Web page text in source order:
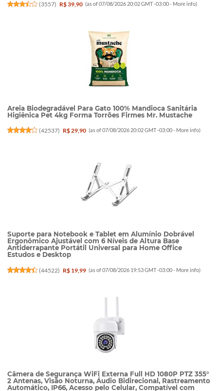
(3557) R$ 39,90 (as of 07/08/2026 20:02 GMT -03:00 - More info)
Areia Biodegradável Para Gato 100% Mandioca Sanitária
Higiênica Pet 4kg Forma Torrões Firmes Mr. Mustache
(42537) R$ 29,90 (as of 07/08/2026 20:02 GMT -03:00 - More info)
Suporte para Notebook e Tablet em Alumínio Dobrável
Ergonômico Ajustável com 6 Níveis de Altura Base
Antiderrapante Portátil Universal para Home Office
Estudos e Desktop
(44522) R$ 19,99 (as of 07/08/2026 19:53 GMT -03:00 - More info)
Câmera de Segurança WiFi Externa Full HD 1080P PTZ 355°
2 Antenas, Visão Noturna, Áudio Bidirecional, Rastreamento
Automático, IP66, Acesso pelo Celular, Compatível com